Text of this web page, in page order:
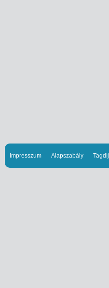
Impresszum Alapszabály Tagdíj